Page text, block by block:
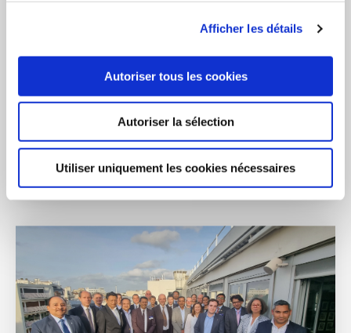
Afficher les détails
Autoriser tous les cookies
Autoriser la sélection
Utiliser uniquement les cookies nécessaires
StartAir s'agrandit et accueille 8 nouvelles
startups
Le GIFAS et son Club StartAir souhaitent la bienvenue à ses 8
nouveaux membres. Découvrez le témoignage de Amiral
Sense, JKL Repoussage 2.0, Ternwaves et ThrustMe.
LIRE L'ACTUALITÉ